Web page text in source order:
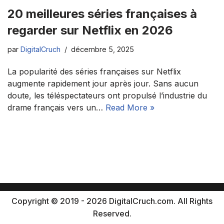
20 meilleures séries françaises à
regarder sur Netflix en 2026
par DigitalCruch décembre 5, 2025
La popularité des séries françaises sur Netflix
augmente rapidement jour après jour. Sans aucun
doute, les téléspectateurs ont propulsé l’industrie du
drame français vers un… Read More »
Copyright © 2019 - 2026 DigitalCruch.com. All Rights
Reserved.